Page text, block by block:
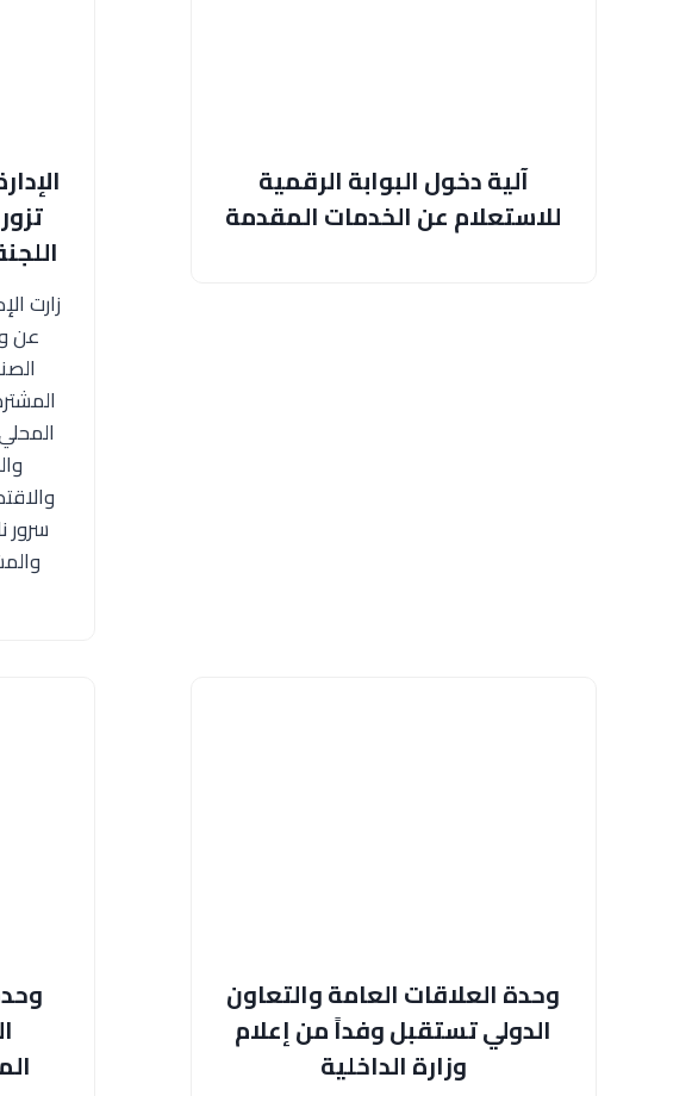
آلية دخول البوابة الرقمية
للاستعلام عن الخدمات المقدمة
زارت
عن
سرور
وحدة العلاقات العامة والتعاون
الدولي تستقبل وفداً من إعلام
وزارة الداخلية